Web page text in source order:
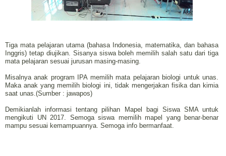
Tiga mata pelajaran utama (bahasa Indonesia, matematika, dan bahasa
Inggris) tetap diujikan. Sisanya siswa boleh memilih salah satu dari tiga
mata pelajaran sesuai jurusan masing-masing.
Misalnya anak program IPA memilih mata pelajaran biologi untuk unas.
Maka anak yang memilih biologi ini, tidak mengerjakan fisika dan kimia
saat unas.(Sumber : jawapos)
Demikianlah informasi tentang pilihan Mapel bagi Siswa SMA untuk
mengikuti UN 2017. Semoga siswa memilih mapel yang benar-benar
mampu sesuai kemampuannya. Semoga info bermanfaat.